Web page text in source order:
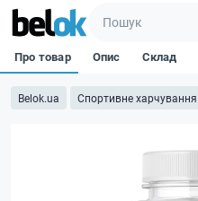
Belok.ua Спортивне харчування
Про товар Опис Склад